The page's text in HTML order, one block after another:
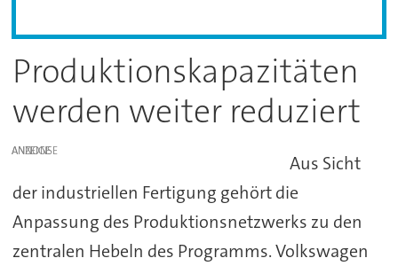
Produktionskapazitäten
werden weiter reduziert
ANZEIGE
Aus Sicht
der industriellen Fertigung gehört die
Anpassung des Produktionsnetzwerks zu den
zentralen Hebeln des Programms. Volkswagen